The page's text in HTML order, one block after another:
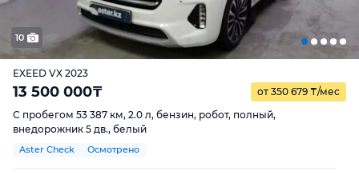
10
EXEED VX 2023
13 500 000₸ от 350 679 ₸/мес
С пробегом 53 387 км, 2.0 л, бензин, робот, полный,
внедорожник 5 дв., белый
Aster Check Осмотрено